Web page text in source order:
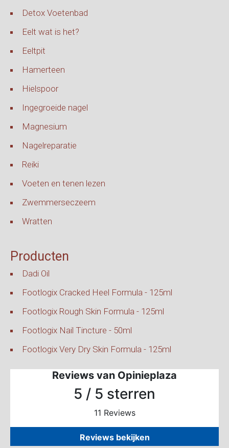
Detox Voetenbad
Eelt wat is het?
Eeltpit
Hamerteen
Hielspoor
Ingegroeide nagel
Magnesium
Nagelreparatie
Reiki
Voeten en tenen lezen
Zwemmerseczeem
Wratten
Producten
Dadi Oil
Footlogix Cracked Heel Formula - 125ml
Footlogix Rough Skin Formula - 125ml
Footlogix Nail Tincture - 50ml
Footlogix Very Dry Skin Formula - 125ml